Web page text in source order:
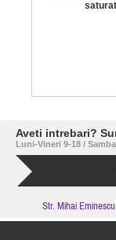
Aveti intrebari?
Luni-Vineri 9-18 /
Str. Mihai